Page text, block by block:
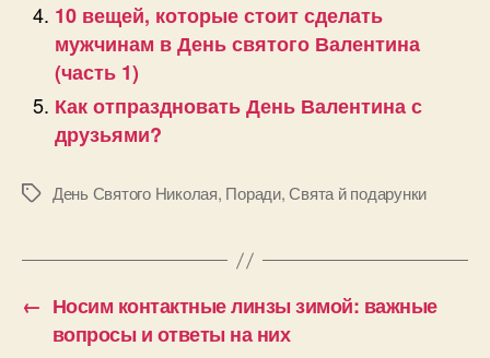
10 вещей, которые стоит сделать
мужчинам в День святого Валентина
(часть 1)
Как отпраздновать День Валентина с
друзьями?
ПозначкиДень Святого Николая, Поради,Свята й подарунки
← Носим контактные линзы зимой: важные
вопросы и ответы на них